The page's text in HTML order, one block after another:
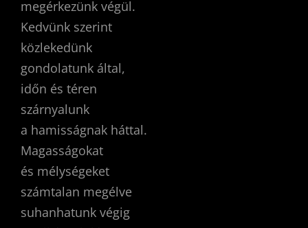
megérkezünk végül.
Kedvünk szerint
közlekedünk
gondolatunk által,
időn és téren
szárnyalunk
a hamisságnak háttal.
Magasságokat
és mélységeket
számtalan megélve
suhanhatunk végig